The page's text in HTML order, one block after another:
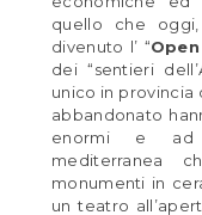
quello che
divenuto l’ “
dei “sentieri
unico in provincia
abbandonato
enormi e ad
mediterranea
monumenti in
un teatro